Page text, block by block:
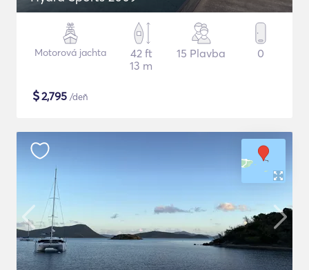
Motorová jachta
42 ft
13 m
15 Plavba 0
$2,795 /deň